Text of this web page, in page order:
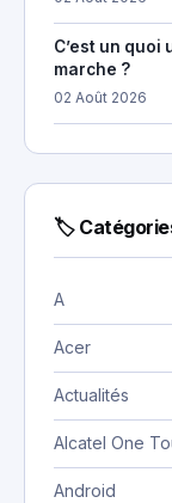
C’est un quoi
marche ?
02 Août 2026
🏷
A
Acer
Actualités
Alcatel One
Android